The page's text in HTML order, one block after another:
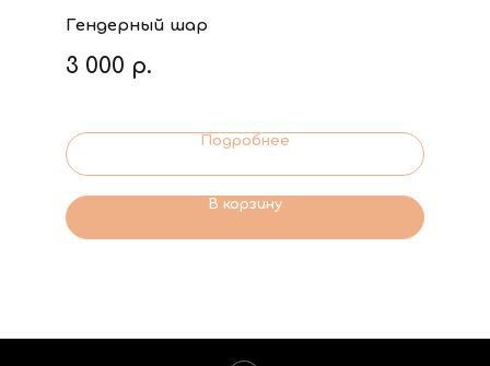
Гендерный шар
3 000 р.
Подробнее
В корзину